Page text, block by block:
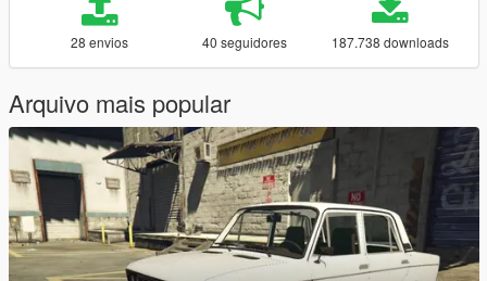
28 envios 40 seguidores 187.738 downloads
Arquivo mais popular